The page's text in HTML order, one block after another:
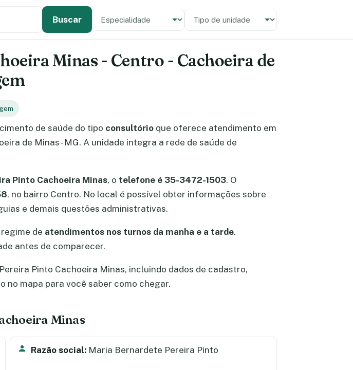
Buscar Especialidade
Tipo de unidade
Minas - Centro - Cachoeira de
de saúde do tipo consultório que oferece atendimento em
de Minas - MG. A unidade integra a rede de saúde de
Pinto Cachoeira Minas, o telefone é 35-3472-1503. O
, no bairro Centro. No local é possível obter informações sobre
e demais questões administrativas.
de atendimentos nos turnos da manha e a tarde.
antes de comparecer.
Pinto Cachoeira Minas, incluindo dados de cadastro,
mapa para você saber como chegar.
Minas
Razão social: Maria Bernardete Pereira Pinto